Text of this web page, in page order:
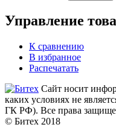
Управление
К сравнению
В избранное
Распечатать
Сайт носит
каких условиях не
ГК РФ). Все права
© Битех 2018